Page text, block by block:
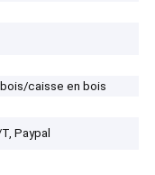
caisse en bois
Paypal